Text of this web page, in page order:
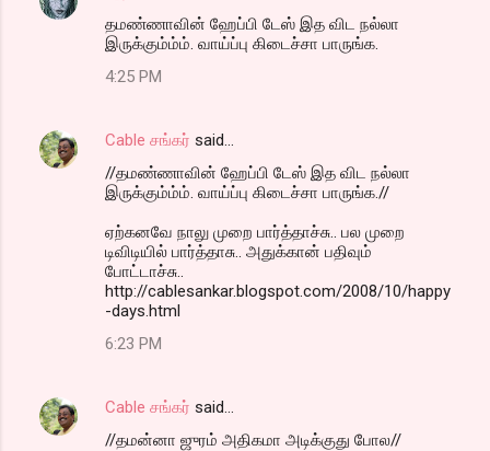
தமண்ணாவின் ஹேப்பி டேஸ் இத விட நல்லா
இருக்கும்ம்ம். வாய்ப்பு கிடைச்சா பாருங்க.
4:25 PM
Cable சங்கர் said…
//தமண்ணாவின் ஹேப்பி டேஸ் இத விட நல்லா
இருக்கும்ம்ம். வாய்ப்பு கிடைச்சா பாருங்க.//
ஏற்கனவே நாலு முறை பார்த்தாச்சு.. பல முறை
டிவிடியில் பார்த்தாசு.. அதுக்கான் பதிவும்
போட்டாச்சு..
http://cablesankar.blogspot.com/2008/10/happy
-days.html
6:23 PM
Cable சங்கர் said…
//தமன்னா ஜுரம் அதிகமா அடிக்குது போல//